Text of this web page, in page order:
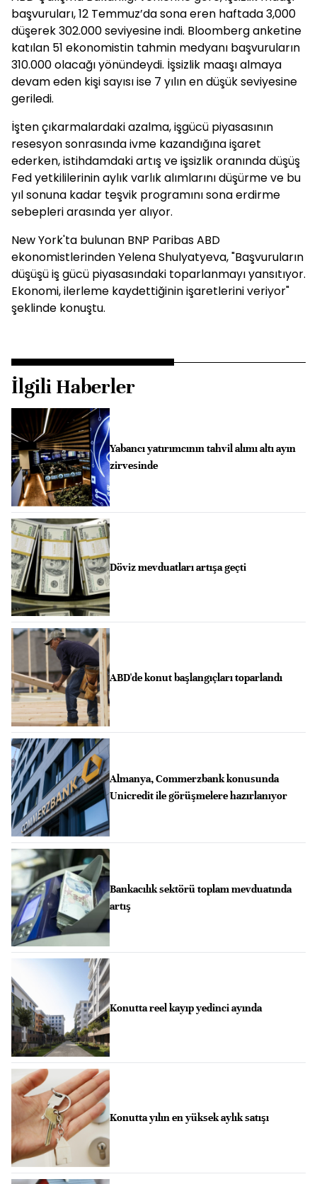
başvuruları, 12 Temmuz’da sona eren haftada 3,000
düşerek 302.000 seviyesine indi. Bloomberg anketine
katılan 51 ekonomistin tahmin medyanı başvuruların
310.000 olacağı yönündeydi. İşsizlik maaşı almaya
devam eden kişi sayısı ise 7 yılın en düşük seviyesine
geriledi.
İşten çıkarmalardaki azalma, işgücü piyasasının
resesyon sonrasında ivme kazandığına işaret
ederken, istihdamdaki artış ve işsizlik oranında düşüş
Fed yetkililerinin aylık varlık alımlarını düşürme ve bu
yıl sonuna kadar teşvik programını sona erdirme
sebepleri arasında yer alıyor.
New York'ta bulunan BNP Paribas ABD
ekonomistlerinden Yelena Shulyatyeva, "Başvuruların
düşüşü iş gücü piyasasındaki toparlanmayı yansıtıyor.
Ekonomi, ilerleme kaydettiğinin işaretlerini veriyor"
şeklinde konuştu.
İlgili Haberler
Yabancı yatırımcının tahvil alımı altı ayın
zirvesinde
Döviz mevduatları artışa geçti
ABD'de konut başlangıçları toparlandı
Almanya, Commerzbank konusunda
Unicredit ile görüşmelere hazırlanıyor
Bankacılık sektörü toplam mevduatında
artış
Konutta reel kayıp yedinci ayında
Konutta yılın en yüksek aylık satışı